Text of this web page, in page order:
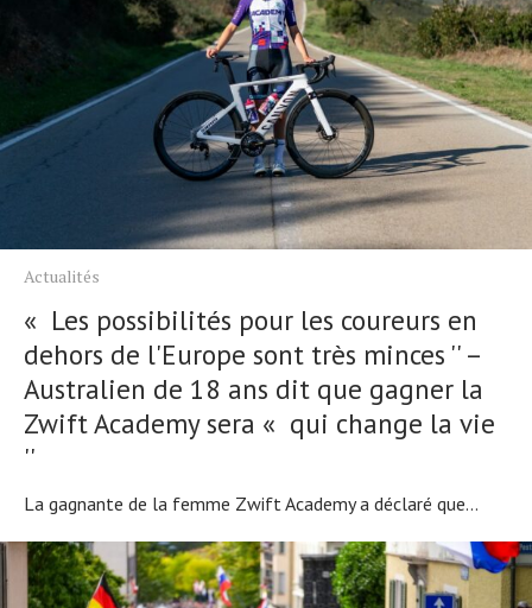
Actualités
« Les possibilités pour les coureurs en
dehors de l'Europe sont très minces '' –
Australien de 18 ans dit que gagner la
Zwift Academy sera « qui change la vie
''
La gagnante de la femme Zwift Academy a déclaré que...